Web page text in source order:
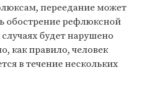
переедание может
обострение рефлюксной
будет нарушено
как правило, человек
в течение нескольких